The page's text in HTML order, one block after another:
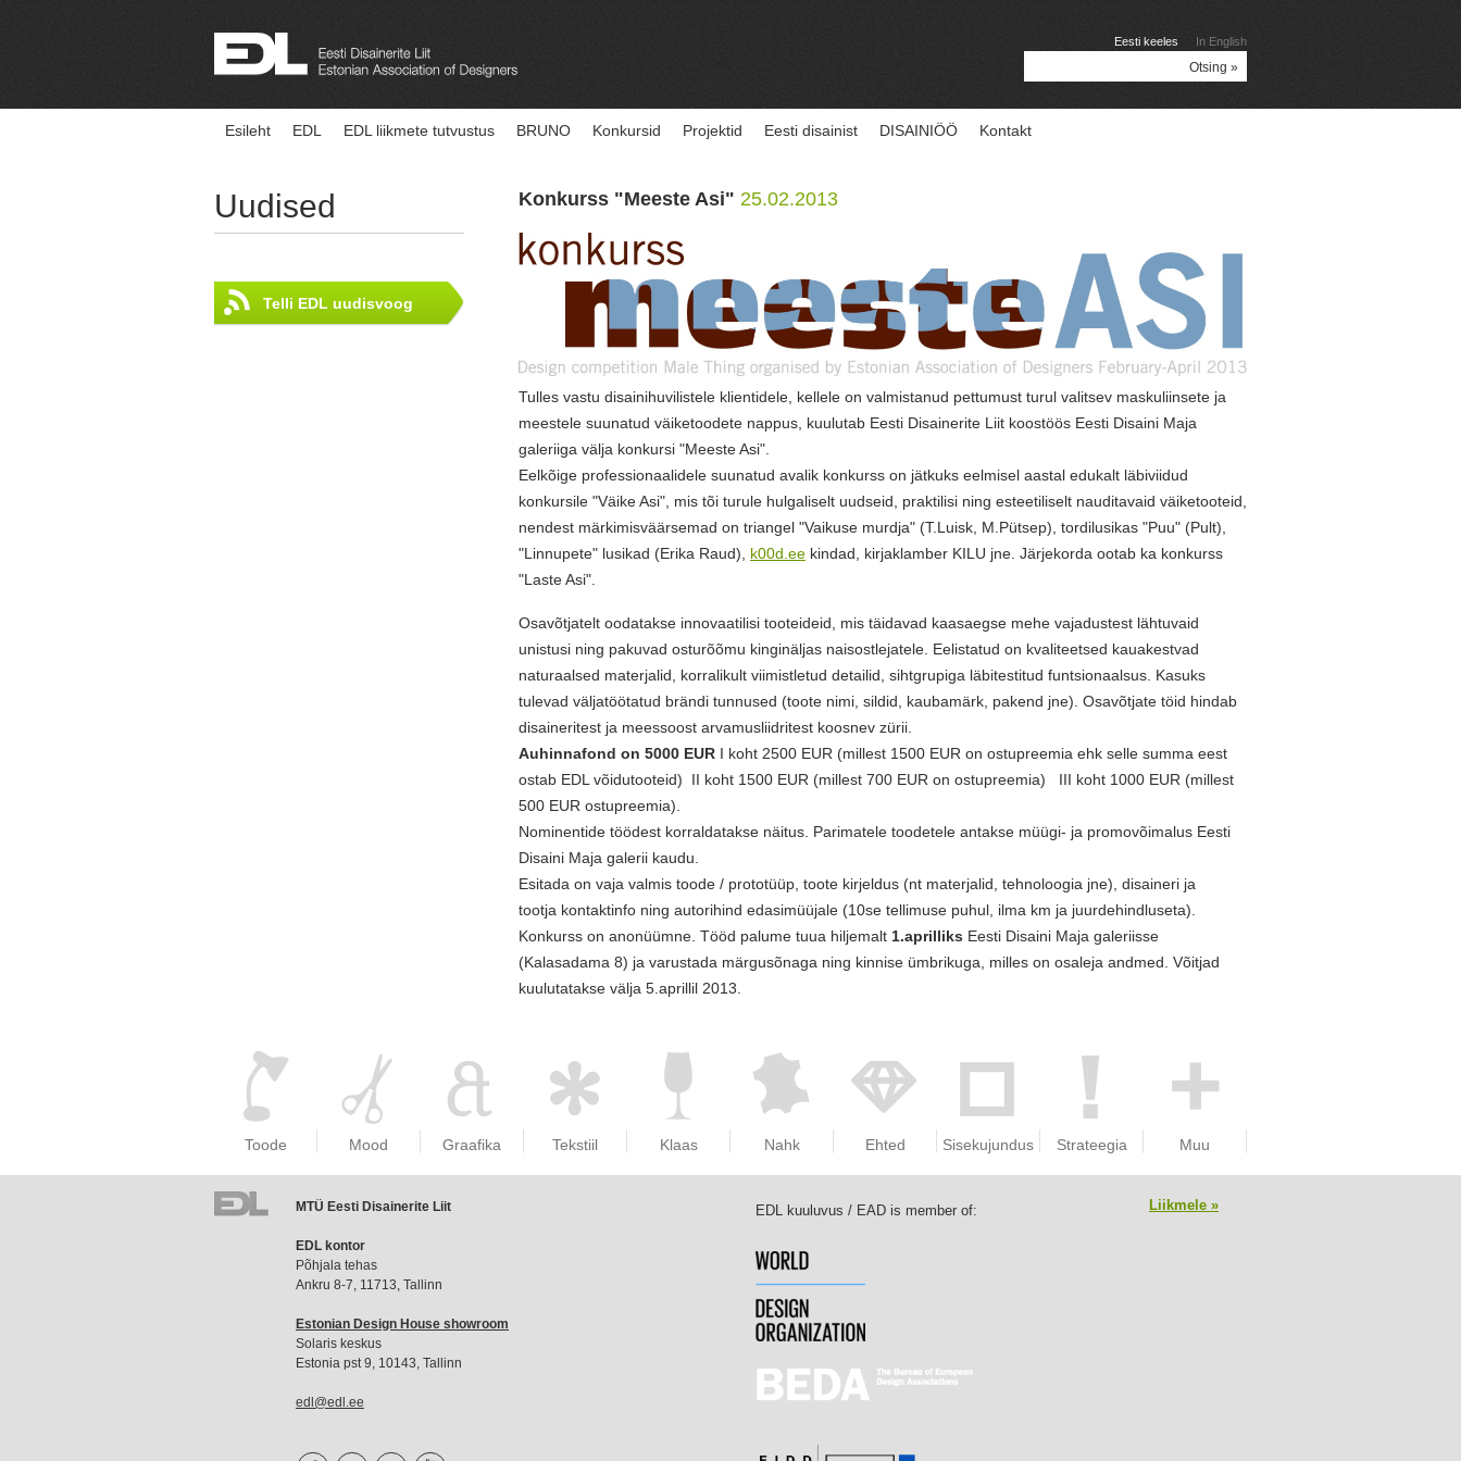
Eesti keeles In English
Esileht EDL EDL liikmete tutvustus BRUNO Konkursid Projektid Eesti disainist DISAINIÖÖ Kontakt
Uudised
Telli EDL uudisvoog
Konkurss "Meeste Asi" 25.02.2013
Tulles vastu disainihuvilistele klientidele, kellele on valmistanud pettumust turul valitsev maskuliinsete ja
meestele suunatud väiketoodete nappus, kuulutab Eesti Disainerite Liit koostöös Eesti Disaini Maja
galeriiga välja konkursi "Meeste Asi".
Eelkõige professionaalidele suunatud avalik konkurss on jätkuks eelmisel aastal edukalt läbiviidud
konkursile "Väike Asi", mis tõi turule hulgaliselt uudseid, praktilisi ning esteetiliselt nauditavaid väiketooteid,
nendest märkimisväärsemad on triangel "Vaikuse murdja" (T.Luisk, M.Pütsep), tordilusikas "Puu" (Pult),
"Linnupete" lusikad (Erika Raud), k00d.ee kindad, kirjaklamber KILU jne. Järjekorda ootab ka konkurss
"Laste Asi".
Osavõtjatelt oodatakse innovaatilisi tooteideid, mis täidavad kaasaegse mehe vajadustest lähtuvaid
unistusi ning pakuvad osturõõmu kinginäljas naisostlejatele. Eelistatud on kvaliteetsed kauakestvad
naturaalsed materjalid, korralikult viimistletud detailid, sihtgrupiga läbitestitud funtsionaalsus. Kasuks
tulevad väljatöötatud brändi tunnused (toote nimi, sildid, kaubamärk, pakend jne). Osavõtjate töid hindab
disaineritest ja meessoost arvamusliidritest koosnev zürii.
Auhinnafond on 5000 EUR I koht 2500 EUR (millest 1500 EUR on ostupreemia ehk selle summa eest
ostab EDL võidutooteid) II koht 1500 EUR (millest 700 EUR on ostupreemia) III koht 1000 EUR (millest
500 EUR ostupreemia).
Nominentide töödest korraldatakse näitus. Parimatele toodetele antakse müügi- ja promovõimalus Eesti
Disaini Maja galerii kaudu.
Esitada on vaja valmis toode / prototüüp, toote kirjeldus (nt materjalid, tehnoloogia jne), disaineri ja
tootja kontaktinfo ning autorihind edasimüüjale (10se tellimuse puhul, ilma km ja juurdehindluseta).
Konkurss on anonüümne. Tööd palume tuua hiljemalt 1.aprilliks Eesti Disaini Maja galeriisse
(Kalasadama 8) ja varustada märgusõnaga ning kinnise ümbrikuga, milles on osaleja andmed. Võitjad
kuulutatakse välja 5.aprillil 2013.
Toode Mood Graafika Tekstiil Klaas Nahk Ehted Sisekujundus Strateegia Muu
liikmemaks
MTÜ Eesti Disainerite Liit
EDL kontor
Põhjala tehas
Ankru 8-7, 11713, Tallinn
Estonian Design House showroom
Solaris keskus
Estonia pst 9, 10143, Tallinn
edl@edl.ee
Liikmele »
EDL kuuluvus / EAD is member of: